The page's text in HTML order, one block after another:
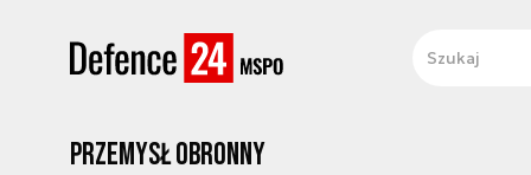
Przemysł obronny